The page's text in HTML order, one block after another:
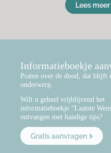
Lees
Informatieboekje
Praten over de dood, dat blijft
onderwerp.
Wilt u geheel vrijblijvend het
informatieboekje “Laatste
ontvangen met handige tips?
Gratis aanvragen